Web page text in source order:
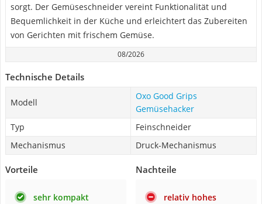
sorgt. Der Gemüseschneider vereint Funktionalität und
Bequemlichkeit in der Küche und erleichtert das Zubereiten
von Gerichten mit frischem Gemüse.
08/2026
Technische Details
Modell
Oxo Good Grips
Gemüsehacker
Typ
Feinschneider
Mechanismus
Druck-Mechanismus
Vorteile
sehr kompakt
Nachteile
relativ hohes